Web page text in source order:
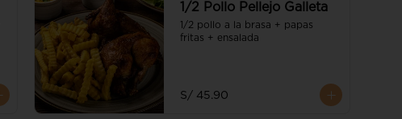
1/2 Pollo Pellejo Galleta
1/2 pollo a la brasa + papas
fritas + ensalada
S/ 45.90